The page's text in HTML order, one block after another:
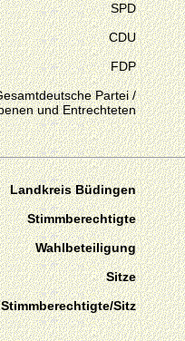
SPD
CDU
FDP
Partei /
und Entrechteten
Landkreis Büdingen
Stimmberechtigte
Wahlbeteiligung
Sitze
Stimmberechtigte/Sitz